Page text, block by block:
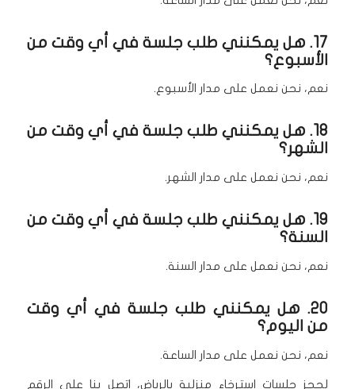
17. هل يمكنني طلب جلسة في أي وقت من
الأسبوع؟
نعم، نحن نعمل على مدار الأسبوع.
18. هل يمكنني طلب جلسة في أي وقت من
الشهر؟
نعم، نحن نعمل على مدار الشهر.
19. هل يمكنني طلب جلسة في أي وقت من
السنة؟
نعم، نحن نعمل على مدار السنة.
20. هل يمكنني طلب جلسة في أي وقت
من اليوم؟
نعم، نحن نعمل على مدار الساعة.
لحجز جلسات استرخاء منزلية بالرياض، اتصل بنا على الرقم